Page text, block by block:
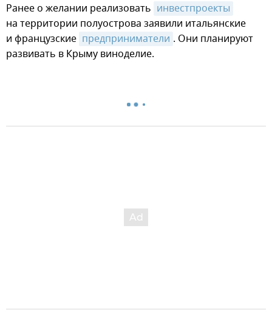
Ранее о желании реализовать инвестпроекты
на территории полуострова заявили итальянские
и французские предприниматели . Они планируют
развивать в Крыму виноделие.